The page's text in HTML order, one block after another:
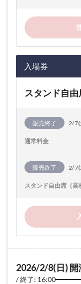
入場券
スタンド自由
販売終了 2/7(
通常料金
販売終了 2/7(
スタンド自由席（高
2026/2/8(日) 開
終了: 16:00